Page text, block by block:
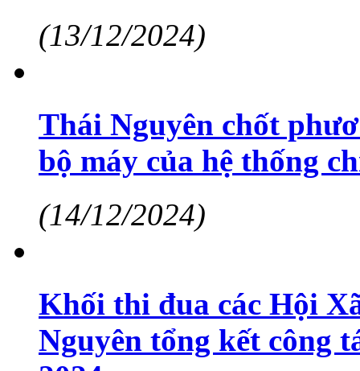
(13/12/2024)
Thái Nguyên chốt
bộ máy của hệ thống
(14/12/2024)
Khối thi đua các Hội
Nguyên tổng kết công